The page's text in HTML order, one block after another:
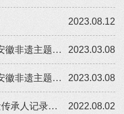
2023.08.12
2023.03.08
安徽省文化和旅游厅关于发布“安徽非遗主题旅游十大精品线路”的公告
2023.03.08
安徽省文化和旅游厅关于发布“安徽非遗主题旅游十大精品线路”的公告
2022.08.02
安徽省召开2021年度国家级非遗传承人记录工作成果验收会